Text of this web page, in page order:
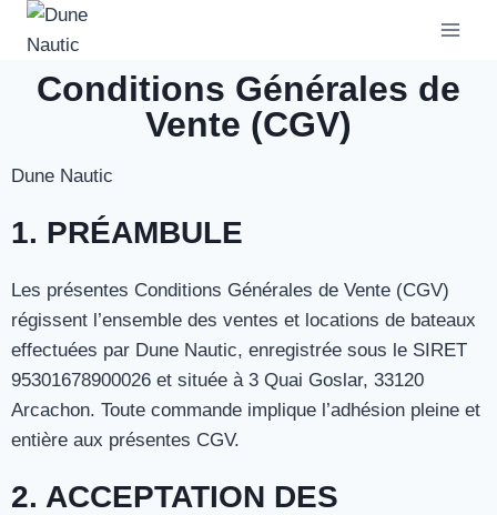
Conditions Générales de
Vente (CGV)
Dune Nautic
1. PRÉAMBULE
Les présentes Conditions Générales de Vente (CGV)
régissent l’ensemble des ventes et locations de bateaux
effectuées par Dune Nautic, enregistrée sous le SIRET
95301678900026 et située à 3 Quai Goslar, 33120
Arcachon. Toute commande implique l’adhésion pleine et
entière aux présentes CGV.
2. ACCEPTATION DES